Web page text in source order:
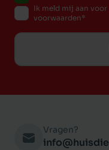
Ik meld mij aan
voorwaarden
Vragen?